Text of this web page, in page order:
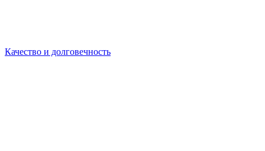
Качество и долговечность